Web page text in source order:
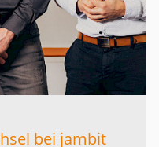
bei jambit